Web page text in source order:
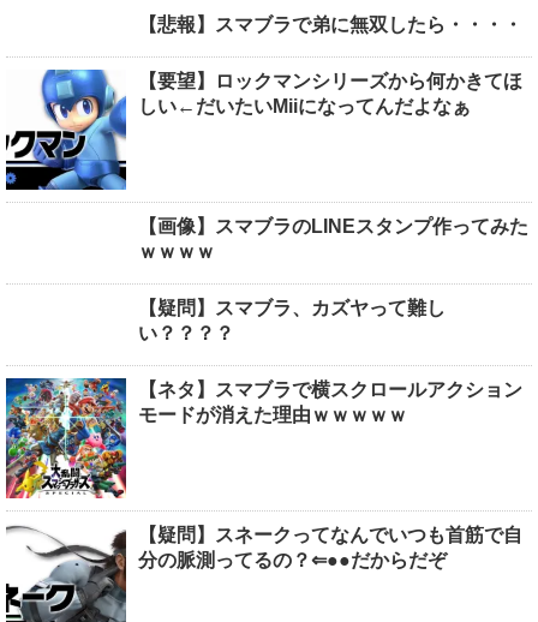
【悲報】スマブラで弟に無双したら・・・・
【要望】ロックマンシリーズから何かきてほ
しい←だいたいMiiになってんだよなぁ
【画像】スマブラのLINEスタンプ作ってみた
ｗｗｗｗ
【疑問】スマブラ、カズヤって難し
い？？？？
【ネタ】スマブラで横スクロールアクション
モードが消えた理由ｗｗｗｗｗ
【疑問】スネークってなんでいつも首筋で自
分の脈測ってるの？⇐●●だからだぞ